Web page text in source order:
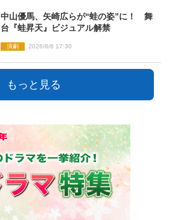
中山優馬、矢崎広らが“蛙の姿”に！ 舞
台『蛙昇天』ビジュアル解禁
演劇 2026/8/6 17:30
もっと見る